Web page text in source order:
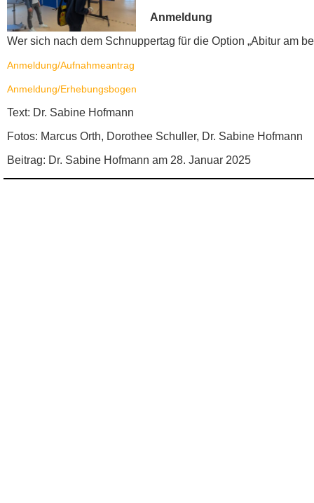
Anmeldung
Wer sich nach dem Schnuppertag für die Option „Abitur am
Anmeldung/Aufnahmeantrag
Anmeldung/Erhebungsbogen
Text: Dr. Sabine Hofmann
Fotos: Marcus Orth, Dorothee Schuller, Dr. Sabine Hofmann
Beitrag: Dr. Sabine Hofmann am 28. Januar 2025